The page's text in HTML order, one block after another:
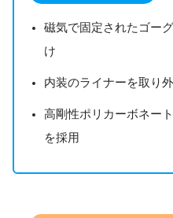
磁気で固定されたゴー
け
内装のライナーを取り
高剛性ポリカーボネー
を採用